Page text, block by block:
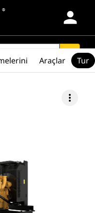
person
search
more_vert
Araçlar Tur